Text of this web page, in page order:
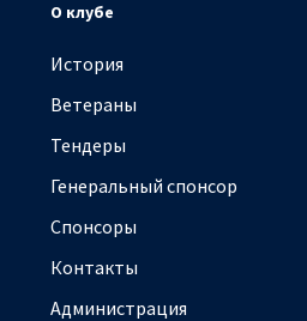
О клубе
История
Ветераны
Тендеры
Генеральный спонсор
Спонсоры
Контакты
Администрация